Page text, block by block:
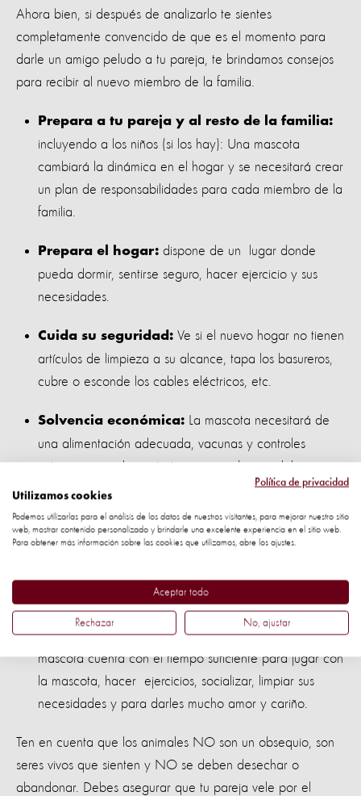
Ahora bien, si después de analizarlo te sientes
completamente convencido de que es el momento para
darle un amigo peludo a tu pareja, te brindamos consejos
para recibir al nuevo miembro de la familia.
Prepara a tu pareja y al resto de la familia:
incluyendo a los niños (si los hay): Una mascota
cambiará la dinámica en el hogar y se necesitará crear
un plan de responsabilidades para cada miembro de la
familia.
Prepara el hogar: dispone de un lugar donde
pueda dormir, sentirse seguro, hacer ejercicio y sus
necesidades.
Cuida su seguridad: Ve si el nuevo hogar no tienen
artículos de limpieza a su alcance, tapa los basureros,
cubre o esconde los cables eléctricos, etc.
Solvencia económica:
La mascota necesitará de
una alimentación adecuada, vacunas y controles
veterinarios cada cierto tiempo, por lo que debes
asegurarte que en su nuevo hogar cuenten con los
recursos para proporcionarle esto.
infórmale a tu pareja sobre buenas
Tiempo:Averigua si la persona a quién le darás la
mascota cuenta con el tiempo suficiente para jugar con
la mascota, hacer ejercicios, socializar, limpiar sus
necesidades y para darles mucho amor y cariño.
Ten en cuenta que los animales NO son un obsequio, son
seres vivos que sienten y NO se deben desechar o
abandonar. Debes asegurar que tu pareja vele por el
Política de privacidad
Utilizamos cookies
Podemos utilizarlas para el análisis de los datos de nuestros visitantes, para mejorar nuestro sitio
web, mostrar contenido personalizado y brindarle una excelente experiencia en el sitio web.
Para obtener más información sobre las cookies que utilizamos, abre los ajustes.
Aceptar todo
Rechazar No, ajustar